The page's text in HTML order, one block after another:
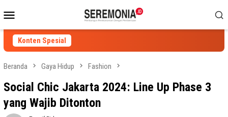
ke
kontenMobile
Konten Spesial
Beranda Gaya Hidup Fashion
Social Chic Jakarta 2024: Line Up Phase 3
yang Wajib Ditonton